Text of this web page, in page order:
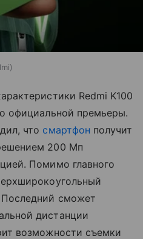
Redmi K100
официальной премьеры.
что смартфон получит
200 Мп
Помимо главного
Последний сможет
дистанции
возможности съемки